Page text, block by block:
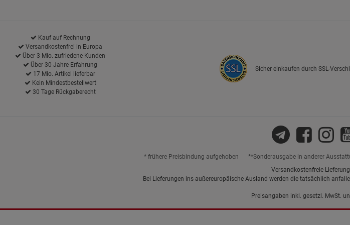
Kauf auf Rechnung
Versandkostenfrei in Europa
Über 3 Mio. zufriedene Kunden
Über 30 Jahre Erfahrung
17 Mio. Artikel lieferbar
Kein Mindestbestellwert
30 Tage Rückgaberecht
Sicher einkaufen durch SSL-
* frühere Preisbindung aufgehoben **Sonderausgabe in anderer
Versandkostenfreie
Bei Lieferungen ins außereuropäische Ausland werden die tatsächlich
Preisangaben inkl. gesetzl. MwSt.